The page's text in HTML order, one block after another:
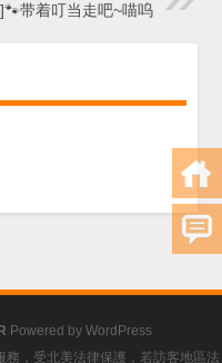
带着叮当走吧~喵呜
Powered by WordPress
，受北美法律保護，若訪客地區法